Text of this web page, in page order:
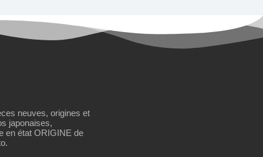
neuves, origines et
japonaises,
en état ORIGINE de